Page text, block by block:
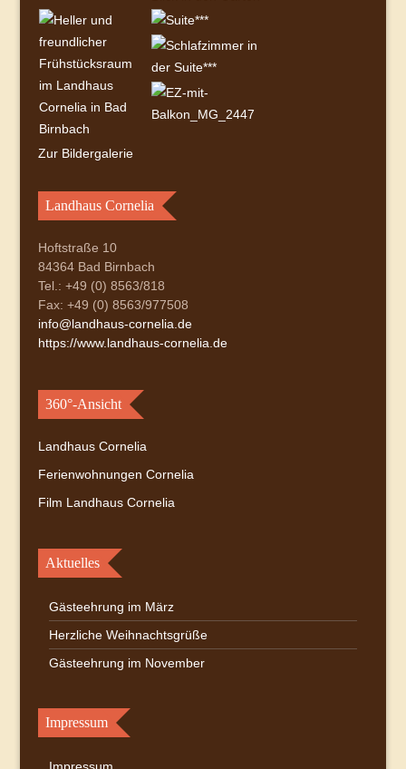
Zur Bildergalerie
Landhaus Cornelia
Hoftstraße 10
84364 Bad Birnbach
Tel.: +49 (0) 8563/818
Fax: +49 (0) 8563/977508
info@landhaus-cornelia.de
https://www.landhaus-cornelia.de
360°-Ansicht
Landhaus Cornelia
Ferienwohnungen Cornelia
Film Landhaus Cornelia
Aktuelles
Gästeehrung im März
Herzliche Weihnachtsgrüße
Gästeehrung im November
Impressum